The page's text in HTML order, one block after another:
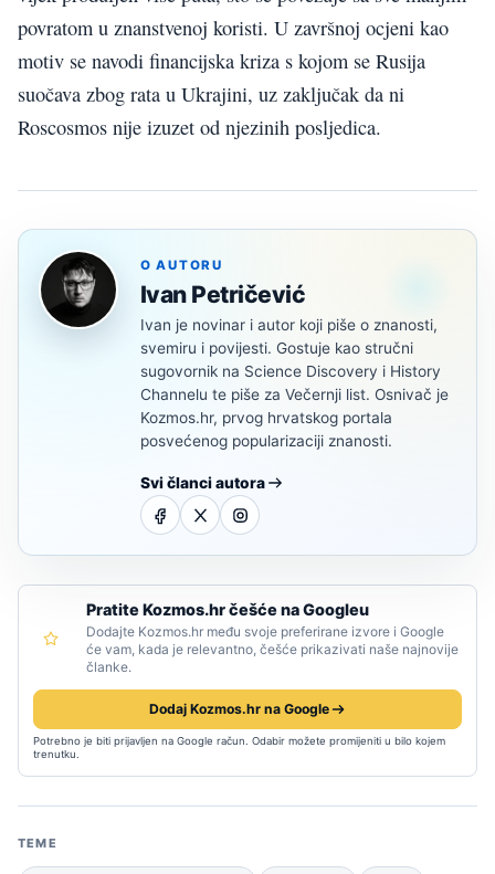
povratom u znanstvenoj koristi. U završnoj ocjeni kao
motiv se navodi financijska kriza s kojom se Rusija
suočava zbog rata u Ukrajini, uz zaključak da ni
Roscosmos nije izuzet od njezinih posljedica.
O AUTORU
Ivan Petričević
Ivan je novinar i autor koji piše o znanosti,
svemiru i povijesti. Gostuje kao stručni
sugovornik na Science Discovery i History
Channelu te piše za Večernji list. Osnivač je
Kozmos.hr, prvog hrvatskog portala
posvećenog popularizaciji znanosti.
Svi članci autora
Pratite Kozmos.hr češće na Googleu
Dodajte Kozmos.hr među svoje preferirane izvore i Google
će vam, kada je relevantno, češće prikazivati naše najnovije
članke.
Dodaj Kozmos.hr na Google
Potrebno je biti prijavljen na Google račun. Odabir možete promijeniti u bilo kojem
trenutku.
TEME